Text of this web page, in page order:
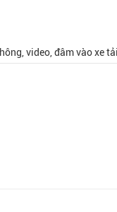
video, đâm vào xe tải,